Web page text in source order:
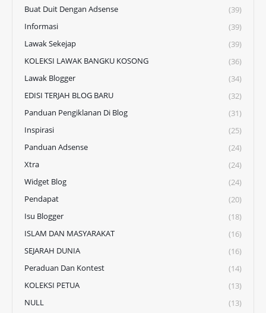
Buat Duit Dengan Adsense
(39)
Informasi
(39)
Lawak Sekejap
(39)
KOLEKSI LAWAK BANGKU KOSONG
(36)
Lawak Blogger
(34)
EDISI TERJAH BLOG BARU
(32)
Panduan Pengiklanan Di Blog
(31)
Inspirasi
(25)
Panduan Adsense
(24)
Xtra
(24)
Widget Blog
(24)
Pendapat
(20)
Isu Blogger
(18)
ISLAM DAN MASYARAKAT
(16)
SEJARAH DUNIA
(16)
Peraduan Dan Kontest
(14)
KOLEKSI PETUA
(13)
NULL
(13)